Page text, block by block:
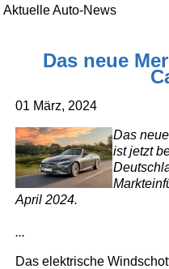
Aktuelle Auto-News
Das neue
01 März, 2024
Das
ist jetzt
April 2024.
...
Das elektrische